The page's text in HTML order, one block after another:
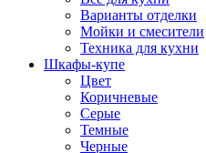
Варианты отделки
Мойки и смесители
Техника для кухни
Шкафы-купе
Цвет
Коричневые
Серые
Темные
Черные